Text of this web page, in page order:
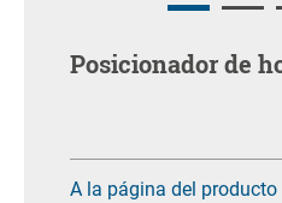
Posicionador de
A la página del producto